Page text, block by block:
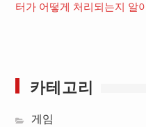
터가 어떻게 처리되는지 알
카테고리
게임